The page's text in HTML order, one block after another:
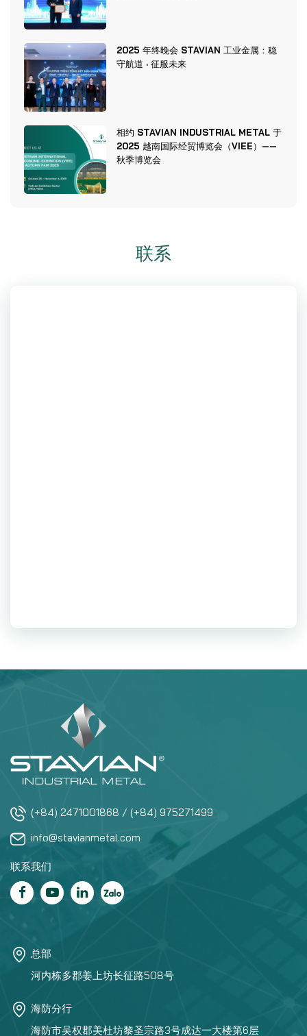
2025 年终晚会 STAVIAN 工业金属：稳
守航道 · 征服未来
相约 STAVIAN INDUSTRIAL METAL 于
2025 越南国际经贸博览会（VIEE）——
秋季博览会
联系
(+84) 2471001868 / (+84) 975271499
info@stavianmetal.com
联系我们
总部
河内栋多郡姜上坊长征路508号
海防分行
海防市吴权郡美杜坊黎圣宗路3号成达一大楼第6层